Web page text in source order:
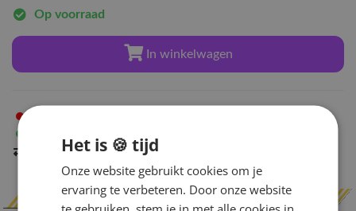
Op voorraad
In winkelwagen
Indien op voorraadbinnen 2 werkdagen
Het is 🍪 tijd
Onze website gebruikt cookies om je
ervaring te verbeteren. Door onze website